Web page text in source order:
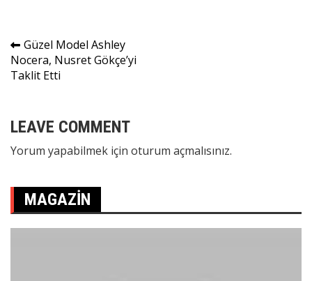
Yazı
gezinmesi
Güzel Model Ashley
Nocera, Nusret Gökçe’yi
Taklit Etti
LEAVE COMMENT
Yorum yapabilmek için oturum açmalısınız.
MAGAZIN